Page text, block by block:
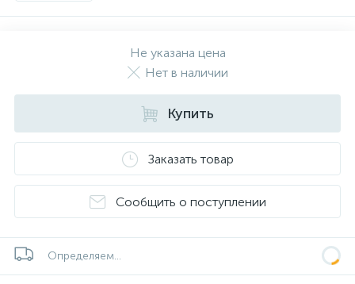
Не указана цена
Нет в наличии
Купить
Заказать товар
Сообщить о поступлении
Определяем...